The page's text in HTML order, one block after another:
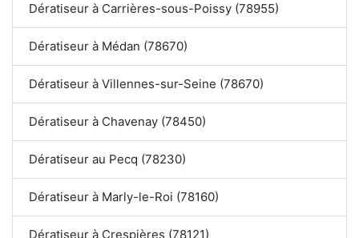
Dératiseur à Carrières-sous-Poissy (78955)
Dératiseur à Médan (78670)
Dératiseur à Villennes-sur-Seine (78670)
Dératiseur à Chavenay (78450)
Dératiseur au Pecq (78230)
Dératiseur à Marly-le-Roi (78160)
Dératiseur à Crespières (78121)